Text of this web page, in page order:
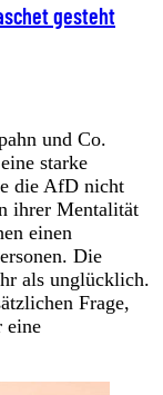
gesteht
und Co.
starke
die AfD nicht
ihrer Mentalität
einen
Die
als unglücklich.
Frage,
eine